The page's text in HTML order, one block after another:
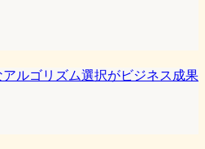
ルゴリズム選択がビジネス成果